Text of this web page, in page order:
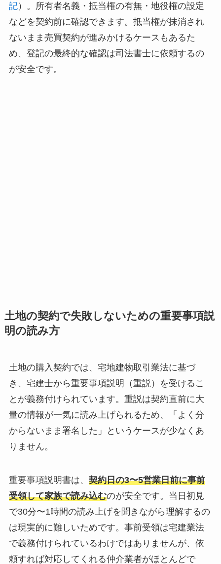
記）。所有者名義・抵当権の有無・地役権の設定
などを契約前に確認できます。抵当権が抹消され
ないまま売買契約が進みかけるケースもあるた
め、登記の最終的な確認は司法書士に依頼するの
が安全です。
土地の契約で失敗しないための重要事項説
明の読み方
土地の購入契約では、宅地建物取引業法に基づ
き、宅建士から重要事項説明（重説）を受けるこ
とが義務付けられています。重説は契約直前に大
量の情報が一気に読み上げられるため、「よく分
からないまま署名した」というケースが少なくあ
りません。
重要事項説明書は、 契約日の3〜5営業日前に事前
受領して家族で読み込むのが安全です。当日初見
で30分〜1時間の読み上げを聞きながら理解するの
は現実的に難しいためです。事前受領は宅建業法
で義務付けられているわけではありませんが、依
頼すれば対応してくれる仲介業者がほとんどで